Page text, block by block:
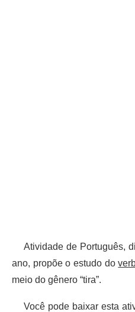
Atividade de Português,
ano, propõe o estudo do
meio do gênero “tira”.
Você pode baixar esta